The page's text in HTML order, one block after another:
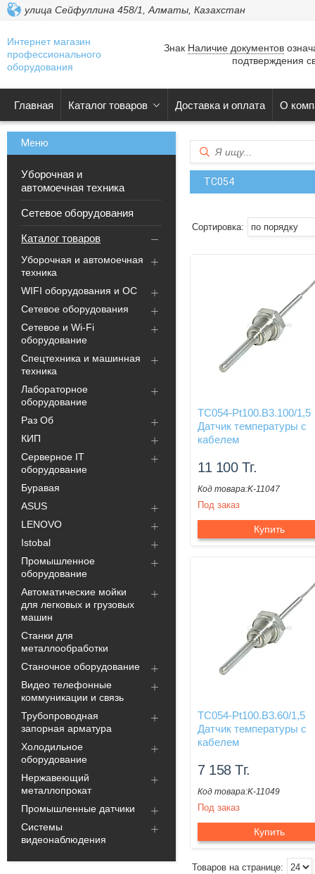
улица Сейфуллина 458/1, Алматы, Казахстан
Интернет магазин
профессионального
оборудования
Знак Наличие документов
подтверждения
Главная Каталог товаров Доставка и оплата О
Уборочная и
автомоечная техника
Сетевое оборудования
Каталог товаров
Уборочная и автомоечная
техника
WIFI оборудования и ОС
Сетевое оборудования
Сетевое и Wi-Fi
оборудование
Спецтехника и машинная
техника
Лабораторное
оборудование
Раз Об
КИП
Серверное IT
оборудование
Буравая
ASUS
LENOVO
Istobal
Промышленное
оборудование
Автоматические мойки
для легковых и грузовых
машин
Станки для
металлообработки
Станочное оборудование
Видео телефонные
коммуникации и связь
Трубопроводная
запорная арматура
Холодильное
оборудование
Нержавеющий
металлопрокат
Промышленные датчики
Системы
видеонаблюдения
ТС054
ТС054-Pt100.В3.100/1,5
Датчик температуры с
кабелем
11 100 Тг.
K-11047
Под заказ
Купить
ТС054-Pt100.В3.60/1,5
Датчик температуры с
кабелем
7 158Тг.
K-11049
Под заказ
Купить